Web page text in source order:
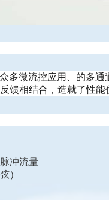
多微流控应用、的多
馈相结合，造就了性能
冲流量
）